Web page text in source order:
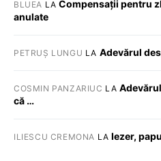
BLUEA LACompensații pentru
anulate
PETRUȘ LUNGU LA Adevărul
COSMIN PANZARIUC LA
că …
ILIESCU CREMONA LA Iezer,